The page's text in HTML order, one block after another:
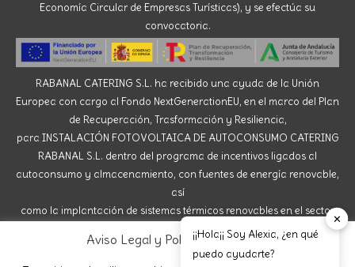
Economía Circular de Empresas Turísticas), y se efectúa su
convocatoria.
RABANAL CATERING S.L. ha recibido una ayuda de la Unión
Europea con cargo al Fondo NextGenerationEU, en el marco del Plan
de Recuperación, Trasformación y Resiliencia,
para INSTALACIÓN FOTOVOLTAICA DE AUTOCONSUMO CATERING
RABANAL S.L. dentro del programa de incentivos ligados al
autoconsumo y almacenamiento, con fuentes de energía renovable,
así
como la implantación de sistemas térmicos renovables en el sector
residencial del Ministerio para la Transición Ecológica y el Reto
Demográfico, gestionado por la Junta de Andalucía,
Aviso Legal y Política de Cookies
✕
¡¡Hola¡¡ Soy Alexia, ¿en qué
puedo ayudarte?